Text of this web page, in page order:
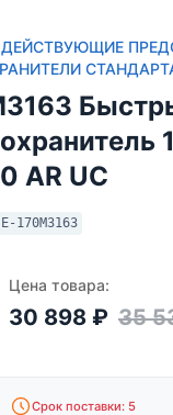
AR UC
E-170M3163
Цена товара:
30 898 ₽ 35
Срок поставки: 5